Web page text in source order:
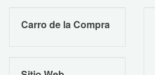
Carro de la Compra